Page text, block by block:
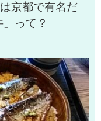
京都で有名だ
って？